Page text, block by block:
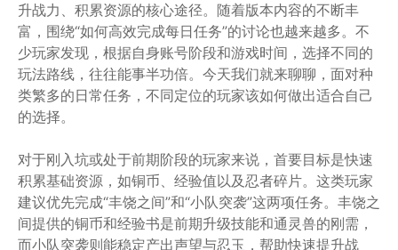
升战力、积累资源的核心途径。随着版本内容的不断丰
富，围绕“如何高效完成每日任务”的讨论也越来越多。不
少玩家发现，根据自身账号阶段和游戏时间，选择不同的
玩法路线，往往能事半功倍。今天我们就来聊聊，面对种
类繁多的日常任务，不同定位的玩家该如何做出适合自己
的选择。
对于刚入坑或处于前期阶段的玩家来说，首要目标是快速
积累基础资源，如铜币、经验值以及忍者碎片。这类玩家
建议优先完成“丰饶之间”和“小队突袭”这两项任务。丰饶之
间提供的铜币和经验书是前期升级技能和通灵兽的刚需，
而小队突袭则能稳定产出声望与忍玉，帮助快速提升战